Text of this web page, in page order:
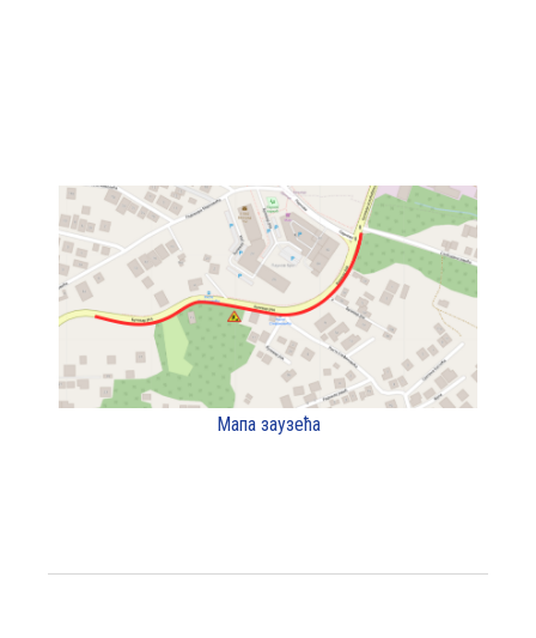
Мапа заузећа